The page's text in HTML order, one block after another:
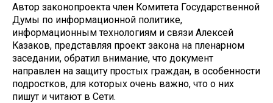
Автор законопроекта член Комитета Государственной
Думы по информационной политике,
информационным технологиям и связи Алексей
Казаков, представляя проект закона на пленарном
заседании, обратил внимание, что документ
направлен на защиту простых граждан, в особенности
подростков, для которых очень важно, что о них
пишут и читают в Сети.